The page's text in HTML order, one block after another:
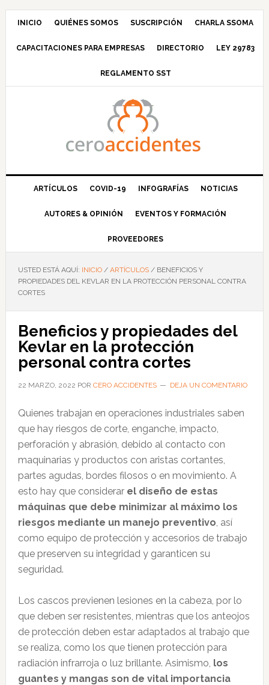
Saltar
navegación
Saltar
principal
Saltar
barra
principal
Saltar
INICIO QUIÉNES SOMOS SUSCRIPCIÓN CHARLA SSOMA
CAPACITACIONES PARA EMPRESAS DIRECTORIO LEY 29783
REGLAMENTO SST
ARTÍCULOS COVID-19 INFOGRAFÍAS NOTICIAS
AUTORES & OPINIÓN EVENTOS Y FORMACIÓN
PROVEEDORES
USTED ESTÁ AQUÍ: INICIO / ARTÍCULOS /BENEFICIOS Y
PROPIEDADES DEL KEVLAR EN LA PROTECCIÓN PERSONAL CONTRA
CORTES
Beneficios y propiedades del
Kevlar en la protección
personal contra cortes
22 MARZO, 2022 POR CERO ACCIDENTES DEJA UN COMENTARIO
Quienes trabajan en operaciones industriales saben
que hay riesgos de corte, enganche, impacto,
perforación y abrasión, debido al contacto con
maquinarias y productos con aristas cortantes,
partes agudas, bordes filosos o en movimiento. A
esto hay que considerar el diseño de estas
máquinas que debe minimizar al máximo los
riesgos mediante un manejo preventivo, así
como equipo de protección y accesorios de trabajo
que preserven su integridad y garanticen su
seguridad.
Los cascos previenen lesiones en la cabeza, por lo
que deben ser resistentes, mientras que los anteojos
de protección deben estar adaptados al trabajo que
se realiza, como los que tienen protección para
radiación infrarroja o luz brillante. Asimismo, los
guantes y mangas son de vital importancia